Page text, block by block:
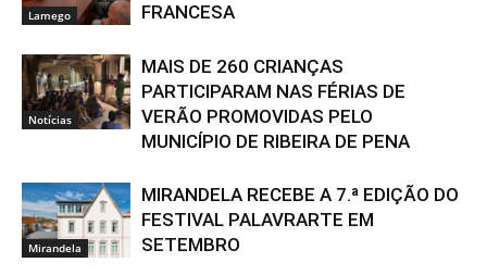
Lamego
FRANCESA
Notícias
MAIS DE 260 CRIANÇAS
PARTICIPARAM NAS FÉRIAS DE
VERÃO PROMOVIDAS PELO
MUNICÍPIO DE RIBEIRA DE PENA
Mirandela
MIRANDELA RECEBE A 7.ª EDIÇÃO DO
FESTIVAL PALAVRARTE EM
SETEMBRO